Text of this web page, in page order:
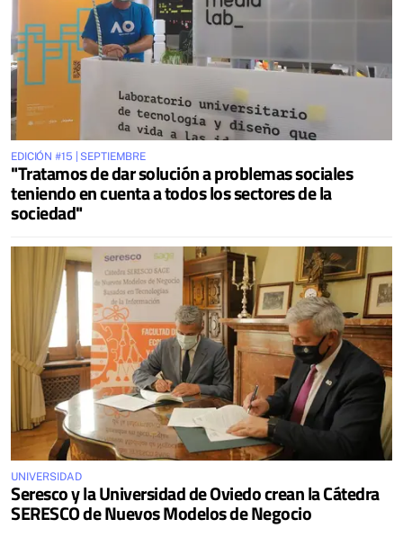
EDICIÓN #15 | SEPTIEMBRE
"Tratamos de dar solución a problemas sociales
teniendo en cuenta a todos los sectores de la
sociedad"
UNIVERSIDAD
Seresco y la Universidad de Oviedo crean la Cátedra
SERESCO de Nuevos Modelos de Negocio